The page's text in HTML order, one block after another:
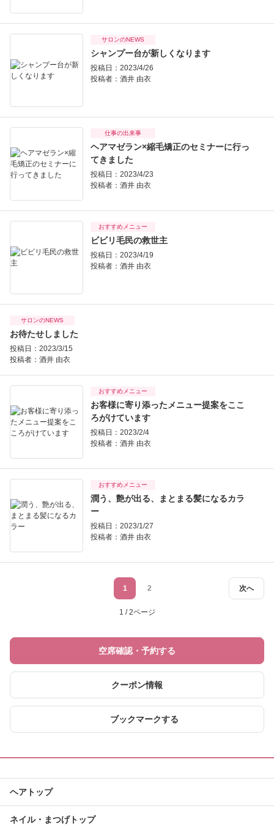
サロンのNEWS
シャンプー台が新しくなります
投稿日：2023/4/26
投稿者： 酒井 由衣
仕事の出来事
ヘアマゼラン×縮毛矯正のセミナーに行っ
てきました
投稿日：2023/4/23
投稿者： 酒井 由衣
おすすめメニュー
ビビリ毛民の救世主
投稿日：2023/4/19
投稿者： 酒井 由衣
サロンのNEWS
お待たせしました
投稿日：2023/3/15
投稿者： 酒井 由衣
おすすめメニュー
お客様に寄り添ったメニュー提案をここ
ろがけています
投稿日：2023/2/4
投稿者： 酒井 由衣
おすすめメニュー
潤う、艶が出る、まとまる髪になるカラ
ー
投稿日：2023/1/27
投稿者： 酒井 由衣
次へ
1 2
1 / 2ページ
空席確認・予約する
クーポン情報
ブックマークする
ヘアトップ
ネイル・まつげトップ